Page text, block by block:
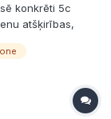
konkrēti 5c
atšķirības,
- uz ko